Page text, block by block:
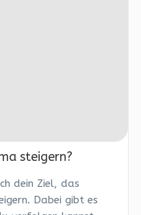
steigern?
dein Ziel, das
Dabei gibt es